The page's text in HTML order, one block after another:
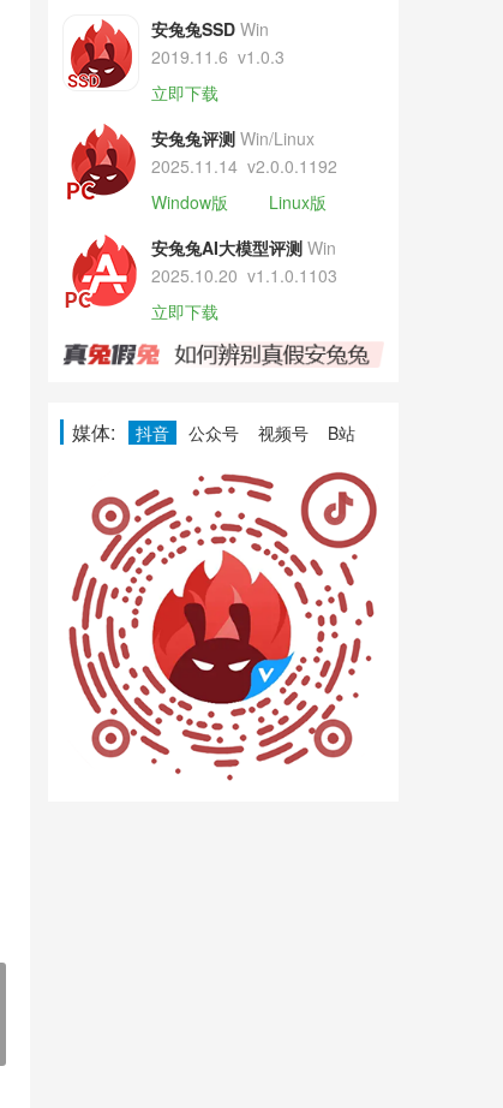
安兔兔SSD Win
2019.11.6 v1.0.3
立即下载
安兔兔评测 Win/Linux
2025.11.14 v2.0.0.1192
Window版
Linux版
安兔兔AI大模型评测 Win
2025.10.20 v1.1.0.1103
立即下载
媒体: 抖音 公众号 视频号 B站